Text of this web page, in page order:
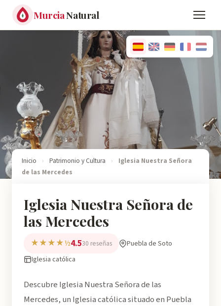
MurciaNatural
Inicio › Patrimonio y Cultura ›
Iglesia Nuestra Señora
de las Mercedes
Iglesia Nuestra Señora de
las Mercedes
★★★★½4.530 reseñas
Puebla de Soto
Iglesia católica
Descubre Iglesia Nuestra Señora de las
Mercedes, un Iglesia católica situado en Puebla